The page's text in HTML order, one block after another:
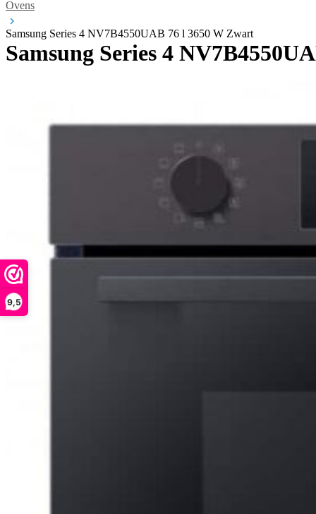
9,5
Ovens
Samsung Series 4 NV7B4550UAB 76 l 3650 W Zwart
Samsung Series 4